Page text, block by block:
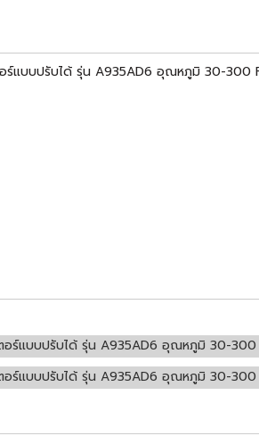
ตอร์แบบปรับได้ รุ่น A935AD6 อุณหภูมิ 30-
เตอร์แบบปรับได้ รุ่น A935AD6 อุณหภูมิ 30-
เตอร์แบบปรับได้ รุ่น A935AD6 อุณหภูมิ 30-